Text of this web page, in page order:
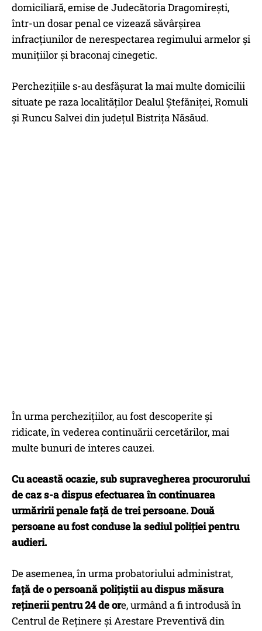
domiciliară, emise de Judecătoria Dragomirești,
într-un dosar penal ce vizează săvârșirea
infracțiunilor de nerespectarea regimului armelor și
munițiilor și braconaj cinegetic.
Perchezițiile s-au desfășurat la mai multe domicilii
situate pe raza localităților Dealul Ștefăniței, Romuli
și Runcu Salvei din județul Bistrița Năsăud.
În urma perchezițiilor, au fost descoperite și
ridicate, în vederea continuării cercetărilor, mai
multe bunuri de interes cauzei.
Cu această ocazie, sub supravegherea procurorului
de caz s-a dispus efectuarea în continuarea
urmăririi penale față de trei persoane. Două
persoane au fost conduse la sediul poliției pentru
audieri.
De asemenea, în urma probatoriului administrat,
față de o persoană polițiștii au dispus măsura
reținerii pentru 24 de ore, urmând a fi introdusă în
Centrul de Reținere și Arestare Preventivă din